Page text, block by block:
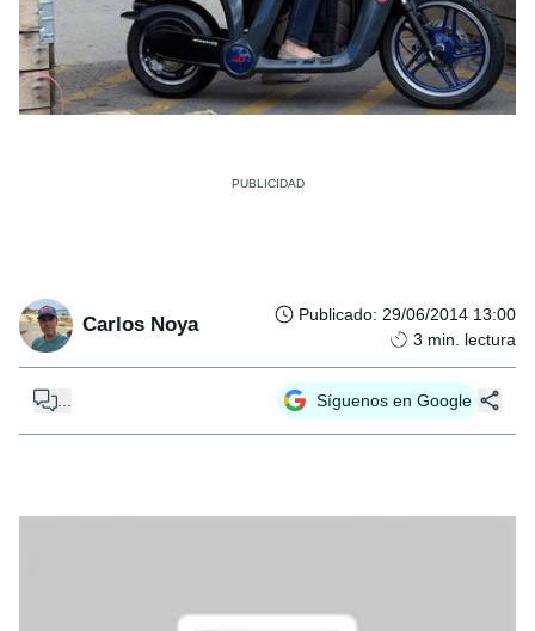
Carlos Noya Publicado: 29/06/2014 13:00
3 min. lectura
Síguenos en Google